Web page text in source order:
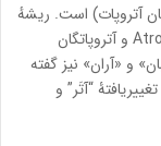
آتروپات) است. ریشهٔ
این نام به سردار پارسیِ هخامنشیان، «آتروپات» Atropat و آتروپاتگان
در قرن‌های ۱۷ و ۱۸ نام «آلبان» و «آران» نیز گفته
“آتَر” و